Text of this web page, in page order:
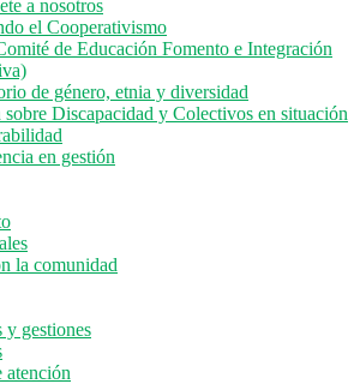
a nosotros
el Cooperativismo
de Educación Fomento e Integración
de género, etnia y diversidad
Discapacidad y Colectivos en situación
en gestión
la comunidad
y gestiones
atención